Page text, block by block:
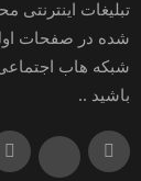
تبلیغات
شده در صفحات
شبکه هاب
باشید ..